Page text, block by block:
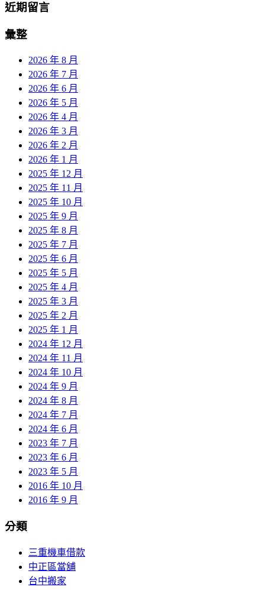
近期留言
彙整
2026 年 8 月
2026 年 7 月
2026 年 6 月
2026 年 5 月
2026 年 4 月
2026 年 3 月
2026 年 2 月
2026 年 1 月
2025 年 12 月
2025 年 11 月
2025 年 10 月
2025 年 9 月
2025 年 8 月
2025 年 7 月
2025 年 6 月
2025 年 5 月
2025 年 4 月
2025 年 3 月
2025 年 2 月
2025 年 1 月
2024 年 12 月
2024 年 11 月
2024 年 10 月
2024 年 9 月
2024 年 8 月
2024 年 7 月
2024 年 6 月
2023 年 7 月
2023 年 6 月
2023 年 5 月
2016 年 10 月
2016 年 9 月
分類
三重機車借款
中正區當舖
台中搬家